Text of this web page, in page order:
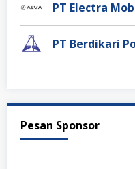
PT Electra
PT Berdikari
Pesan Sponsor